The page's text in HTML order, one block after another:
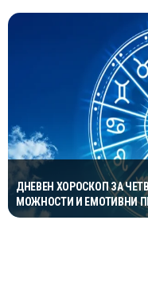
ДНЕВЕН ХОРОСКОП ЗА
МОЖНОСТИ И ЕМОТИВНИ